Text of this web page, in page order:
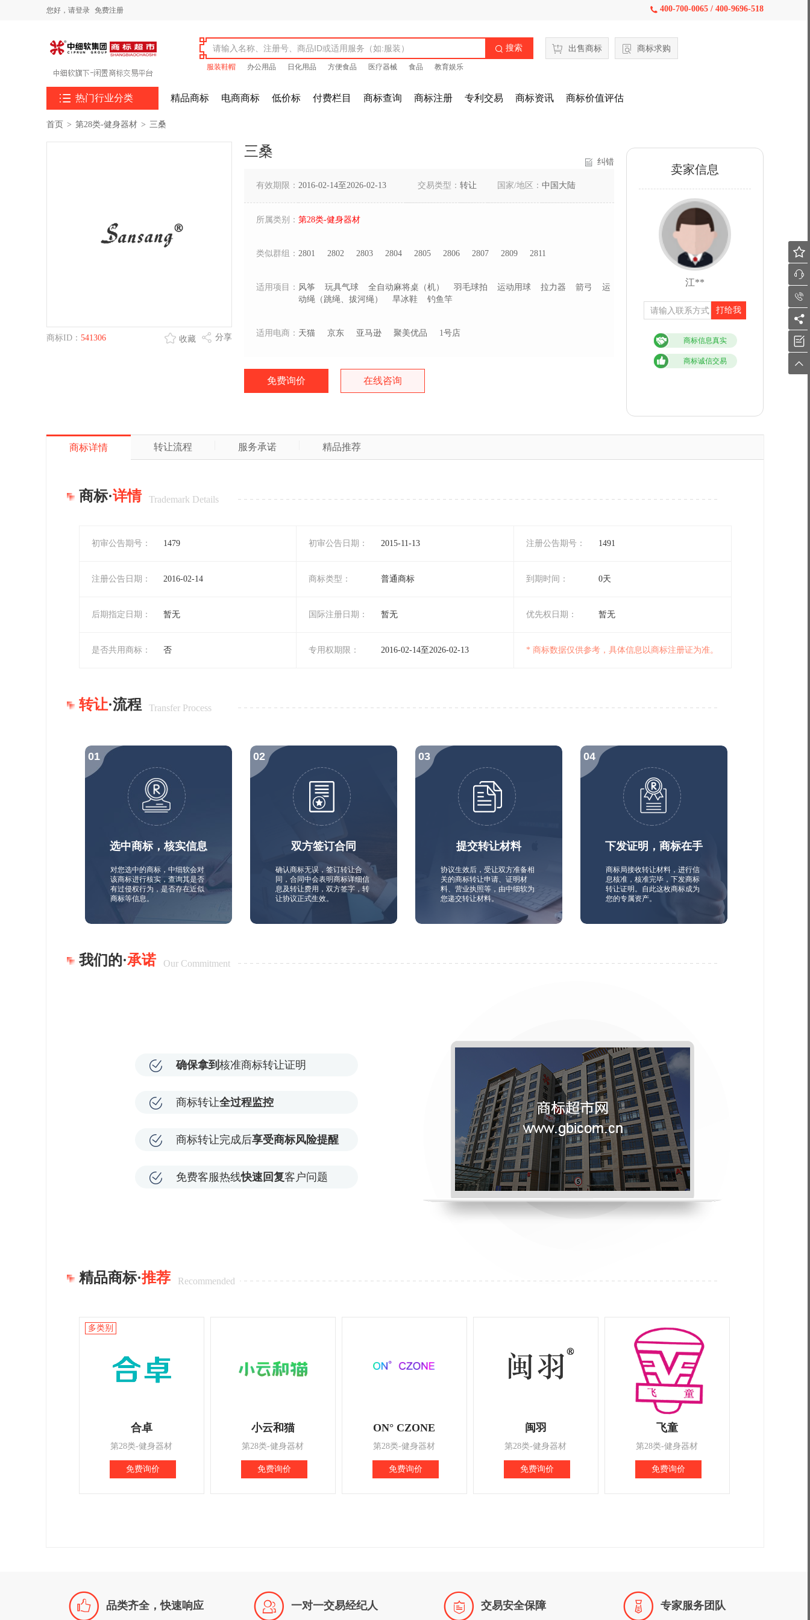
您好， 请登录 免费注册  400-700-0065 / 400-9696-518
 搜索
服装鞋帽 办公用品 日化用品 方便食品 医疗器械 食品 教育娱乐
出售商标 商标求购
 热门行业分类 精品商标 电商商标 低价标 付费栏目 商标查询 商标注册 专利交易 商标资讯 商标价值评估
首页 > 第28类-健身器材 > 三桑
商标ID： 541306 分享
收藏
三桑
纠错
有效期限： 2016-02-14至2026-02-13 交易类型： 转让 国家/地区： 中国大陆
所属类别： 第28类-健身器材
类似群组： 2801 2802 2803 2804 2805 2806 2807 2809 2811
适用项目： 风筝 玩具气球 全自动麻将桌（机） 羽毛球拍 运动用球 拉力器 箭弓
运
动绳（跳绳、拔河绳）
旱冰鞋 钓鱼竿
适用电商： 天猫 京东 亚马逊 聚美优品 1号店
免费询价 在线咨询
卖家信息
江**
打给我
商标信息真实
商标诚信交易
商标详情 转让流程 服务承诺 精品推荐
商标·详情 Trademark Details
初审公告期号： 1479 初审公告日期： 2015-11-13 注册公告期号： 1491
注册公告日期： 2016-02-14 商标类型： 普通商标 到期时间： 0天
后期指定日期： 暂无 国际注册日期： 暂无 优先权日期： 暂无
是否共用商标： 否 专用权期限： 2016-02-14至2026-02-13 * 商标数据仅供参考，具体信息以商标注册证为准。
转让·流程 Transfer Process
选中商标，核实信息
对您选中的商标，中细软会对
该商标进行核实，查询其是否
有过侵权行为，是否存在近似
商标等信息。
双方签订合同
确认商标无误，签订转让合
同，合同中会表明商标详细信
息及转让费用，双方签字，转
让协议正式生效。
提交转让材料
协议生效后，受让双方准备相
关的商标转让申请、证明材
料、营业执照等，由中细软为
您递交转让材料。
下发证明，商标在手
商标局接收转让材料，进行信
息核准，核准完毕，下发商标
转让证明。自此这枚商标成为
您的专属资产。
我们的·承诺 Our Commitment
确保拿到 核准商标转让证明
商标转让全过程监控
商标转让完成后享受商标风险提醒
免费客服热线快速回复客户问题
精品商标·推荐 Recommended
合卓
第28类-健身器材
免费询价
多类别
小云和猫
第28类-健身器材
免费询价
ON° CZONE
第28类-健身器材
免费询价
闽羽
第28类-健身器材
免费询价
飞童
第28类-健身器材
免费询价
 品类齐全，快速响应  一对一交易经纪人  交易安全保障  专家服务团队





